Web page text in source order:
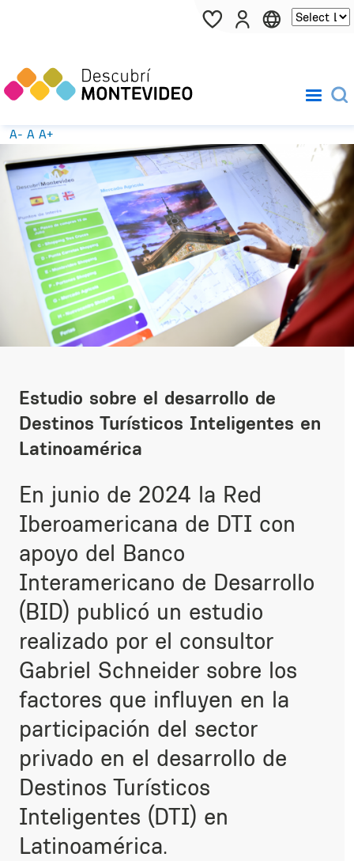
Pasar al contenido principal
A- A A+
Estudio sobre el desarrollo de
Destinos Turísticos Inteligentes en
Latinoamérica
En junio de 2024 la Red
Iberoamericana de DTI con
apoyo del Banco
Interamericano de Desarrollo
(BID) publicó un estudio
realizado por el consultor
Gabriel Schneider sobre los
factores que influyen en la
participación del sector
privado en el desarrollo de
Destinos Turísticos
Inteligentes (DTI) en
Latinoamérica.